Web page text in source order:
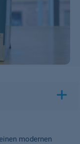
modernen